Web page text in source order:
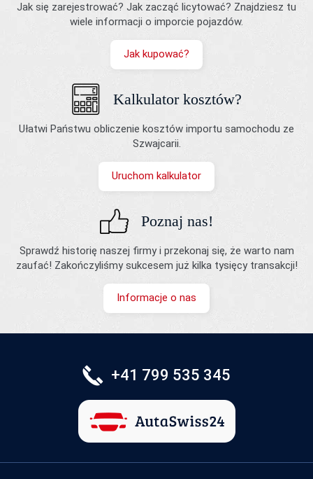
Jak się zarejestrować? Jak zacząć licytować? Znajdziesz tu
wiele informacji o imporcie pojazdów.
Jak kupować?
Kalkulator kosztów?
Ułatwi Państwu obliczenie kosztów importu samochodu ze
Szwajcarii.
Uruchom kalkulator
Poznaj nas!
Sprawdź historię naszej firmy i przekonaj się, że warto nam
zaufać! Zakończyliśmy sukcesem już kilka tysięcy transakcji!
Informacje o nas
+41 799 535 345